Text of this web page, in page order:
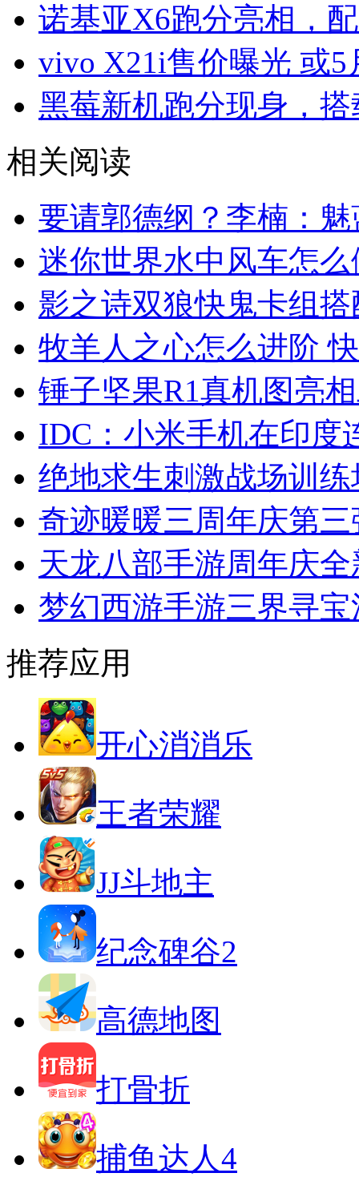
诺基亚X6跑分亮相，
vivo X21i售价曝光 或5
黑莓新机跑分现身，搭
相关阅读
要请郭德纲？李楠：
迷你世界水中风车怎
影之诗双狼快鬼卡组
牧羊人之心怎么进阶
锤子坚果R1真机图亮
IDC：小米手机在印度
绝地求生刺激战场训
奇迹暖暖三周年庆第
天龙八部手游周年庆
梦幻西游手游三界寻
推荐应用
开心消消乐
王者荣耀
JJ斗地主
纪念碑谷2
高德地图
打骨折
捕鱼达人4